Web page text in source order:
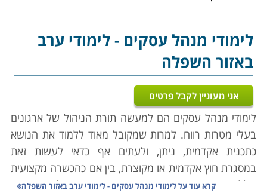
לימודי מנהל עסקים - לימודי ערב
באזור השפלה
אני מעוניין לקבל פרטים
לימודי מנהל עסקים הם למעשה תורת הניהול של ארגונים
בעלי מטרות רווח. למרות שמקובל מאוד ללמוד את הנושא
כתכנית אקדמית, ניתן, ולעתים אף כדאי לעשות זאת
במסגרת חוץ אקדמית או מקוצרת, בין אם כהכשרה מקצועית
כוללת, ובין אם כהעשרה נקודתית בנושאים כאלו או אחרים
קרא עוד עללימודי מנהל עסקים - לימודי ערב באזור השפלה